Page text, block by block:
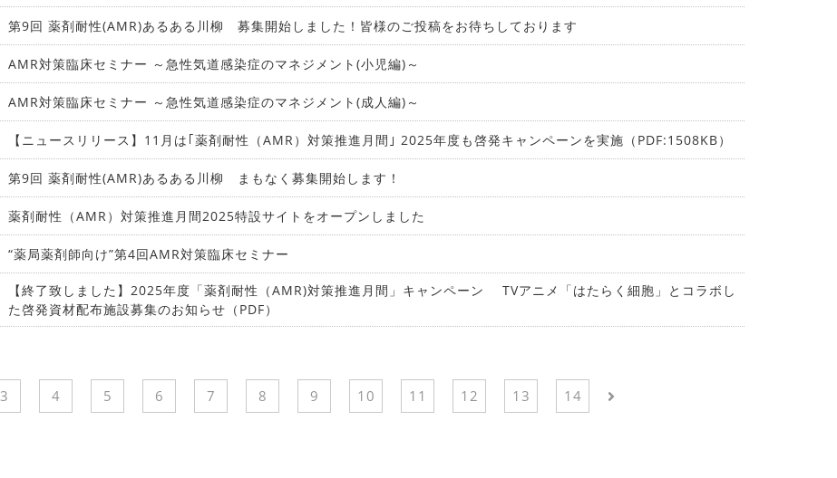
第9回 薬剤耐性(AMR)あるある川柳 募集開始しました！皆様のご投稿をお待ちしております
AMR対策臨床セミナー ～急性気道感染症のマネジメント(小児編)～
AMR対策臨床セミナー ～急性気道感染症のマネジメント(成人編)～
【ニュースリリース】11月は｢薬剤耐性（AMR）対策推進月間｣ 2025年度も啓発キャンペーンを実施（PDF:1508KB）
第9回 薬剤耐性(AMR)あるある川柳 まもなく募集開始します！
薬剤耐性（AMR）対策推進月間2025特設サイトをオープンしました
“薬局薬剤師向け”第4回AMR対策臨床セミナー
【終了致しました】2025年度「薬剤耐性（AMR)対策推進月間」キャンペーン TVアニメ「はたらく細胞」とコラボし
た啓発資材配布施設募集のお知らせ（PDF）
3 4 5 6 7 8 9 10 11 12 13 14